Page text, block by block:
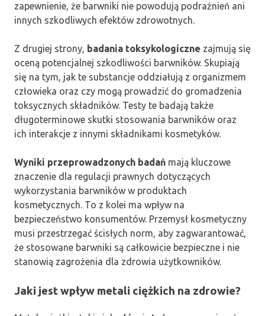
zapewnienie, że barwniki nie powodują podrażnień ani
innych szkodliwych efektów zdrowotnych.
Z drugiej strony, badania toksykologiczne zajmują się
oceną potencjalnej szkodliwości barwników. Skupiają
się na tym, jak te substancje oddziałują z organizmem
człowieka oraz czy mogą prowadzić do gromadzenia
toksycznych składników. Testy te badają także
długoterminowe skutki stosowania barwników oraz
ich interakcje z innymi składnikami kosmetyków.
Wyniki przeprowadzonych badań mają kluczowe
znaczenie dla regulacji prawnych dotyczących
wykorzystania barwników w produktach
kosmetycznych. To z kolei ma wpływ na
bezpieczeństwo konsumentów. Przemysł kosmetyczny
musi przestrzegać ścisłych norm, aby zagwarantować,
że stosowane barwniki są całkowicie bezpieczne i nie
stanowią zagrożenia dla zdrowia użytkowników.
Jaki jest wpływ metali ciężkich na zdrowie?